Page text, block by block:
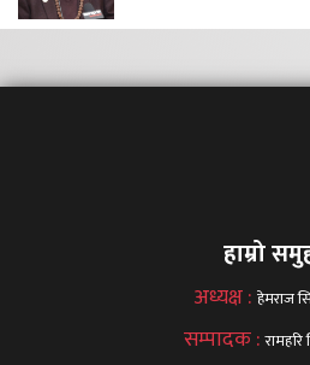
हाम्रो
अध्यक्ष : हेमराज
सम्पादक :